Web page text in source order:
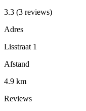
3.3 (3 reviews)
Adres
Lisstraat 1
Afstand
4.9 km
Reviews